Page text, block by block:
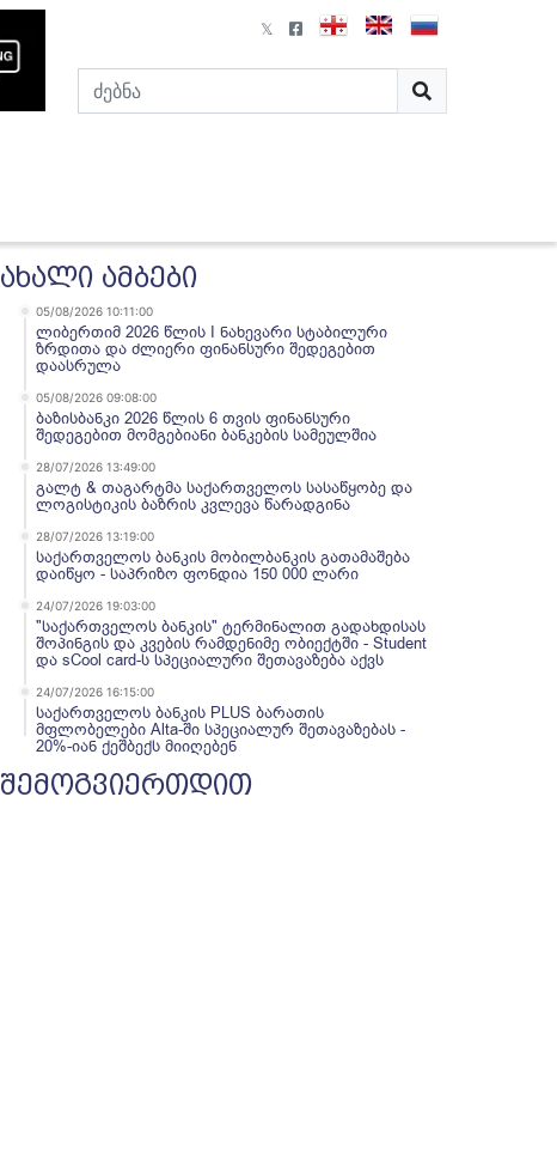
ახალი ამბები
05/08/2026 10:11:00
ლიბერთიმ 2026 წლის I ნახევარი სტაბილური
ზრდითა და ძლიერი ფინანსური შედეგებით
დაასრულა
05/08/2026 09:08:00
ბაზისბანკი 2026 წლის 6 თვის ფინანსური
შედეგებით მომგებიანი ბანკების სამეულშია
28/07/2026 13:49:00
გალტ & თაგარტმა საქართველოს სასაწყობე და
ლოგისტიკის ბაზრის კვლევა წარადგინა
28/07/2026 13:19:00
საქართველოს ბანკის მობილბანკის გათამაშება
დაიწყო - საპრიზო ფონდია 150 000 ლარი
24/07/2026 19:03:00
"საქართველოს ბანკის" ტერმინალით გადახდისას
შოპინგის და კვების რამდენიმე ობიექტში - Student
და sCool card-ს სპეციალური შეთავაზება აქვს
24/07/2026 16:15:00
საქართველოს ბანკის PLUS ბარათის
მფლობელები Alta-ში სპეციალურ შეთავაზებას -
20%-იან ქეშბექს მიიღებენ
შემოგვიერთდით